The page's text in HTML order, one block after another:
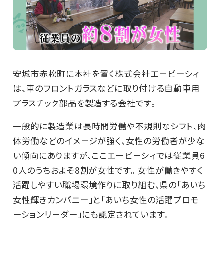
安城市赤松町に本社を置く株式会社エーピーシィ
は、車のフロントガラスなどに取り付ける自動車用
プラスチック部品を製造する会社です。
一般的に製造業は長時間労働や不規則なシフト、肉
体労働などのイメージが強く、女性の労働者が少な
い傾向にありますが、ここエーピーシィでは従業員6
0人のうちおよそ8割が女性です。 女性が働きやすく
活躍しやすい職場環境作りに取り組む、県の「あいち
女性輝きカンパニー」と「あいち女性の活躍プロモ
ーションリーダー」にも認定されています。